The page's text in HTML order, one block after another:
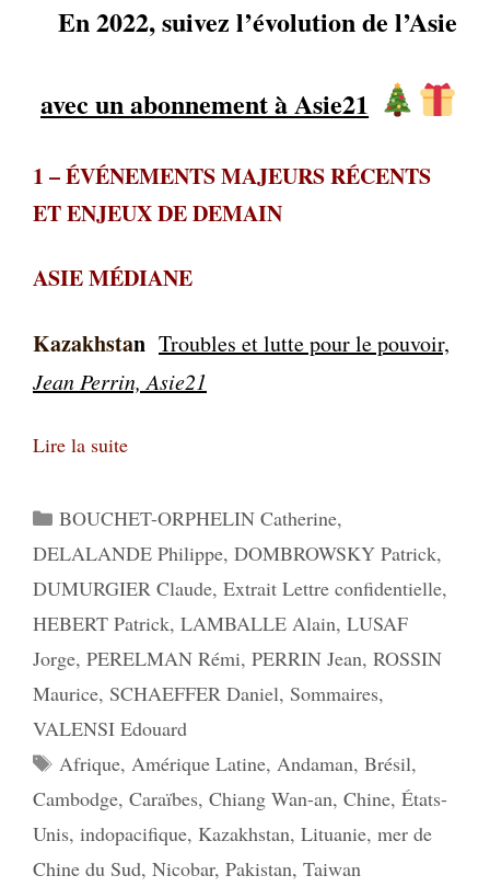
En 2022, suivez l’évolution de l’Asie
avec un abonnement à Asie21
1 –ÉVÉNEMENTS MAJEURS RÉCENTS
ET ENJEUX DE DEMAIN
ASIE MÉDIANE
Kazakhstan Troubles et lutte pour le pouvoir,
Jean Perrin, Asie21
Lire la suite
Catégories
BOUCHET-ORPHELIN Catherine,
DELALANDE Philippe, DOMBROWSKY Patrick,
DUMURGIER Claude, Extrait Lettre confidentielle,
HEBERT Patrick, LAMBALLE Alain, LUSAF
Jorge, PERELMAN Rémi, PERRIN Jean, ROSSIN
Maurice, SCHAEFFER Daniel, Sommaires,
VALENSI Edouard
Étiquettes
Afrique, Amérique Latine, Andaman, Brésil,
Cambodge, Caraïbes, Chiang Wan-an, Chine, États-
Unis, indopacifique, Kazakhstan, Lituanie, mer de
Chine du Sud, Nicobar, Pakistan, Taiwan